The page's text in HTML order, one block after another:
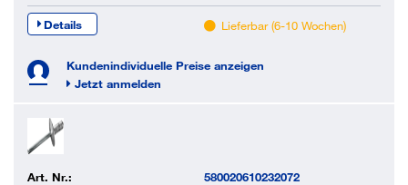
Details Lieferbar (6-10 Wochen)
Kundenindividuelle Preise anzeigen
Jetzt anmelden
Art. Nr.:
580020610232072